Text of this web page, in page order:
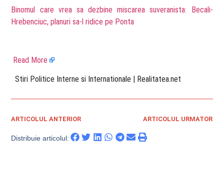
Binomul care vrea sa dezbine miscarea suveranista: Becali-
Hrebenciuc, planuri sa-l ridice pe Ponta
Read More
​ Stiri Politice Interne si Internationale | Realitatea.net
ARTICOLUL ANTERIOR ARTICOLUL URMATOR
Distribuie articolul: